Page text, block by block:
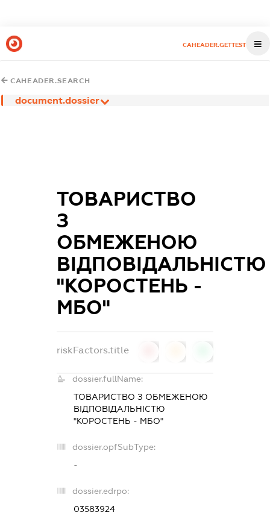
CAHEADER.GETTEST
CAHEADER.SEARCH
document.dossier
ТОВАРИСТВО
З
ОБМЕЖЕНОЮ
ВІДПОВІДАЛЬНІСТЮ
"КОРОСТЕНЬ -
МБО"
riskFactors.title
dossier.fullName:
ТОВАРИСТВО З ОБМЕЖЕНОЮ
ВІДПОВІДАЛЬНІСТЮ
"КОРОСТЕНЬ - МБО"
dossier.opfSubType:
-
dossier.edrpo:
03583924